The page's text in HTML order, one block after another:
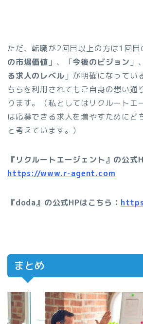
ただ、転職が2回目以上の方は1回
の市場価値 」、「今後のビジョン 」
る求人のレベル 」が明確になってい
ちらを利用されてもご自身の想い通
ります。（私としてはリクルートエ
は応募できる求人を増やすためにど
と考えています。）
『リクルートエージェント』の公式
https://www.r-agent.com
『doda』の公式HPはこちら：
まとめ